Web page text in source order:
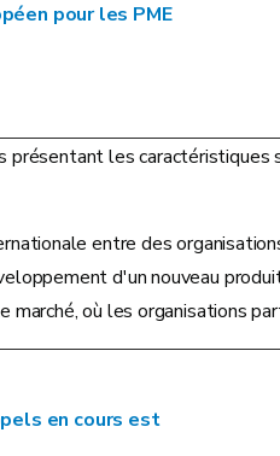
pour les PME
présentant les caractéristiques
entre des
d'un nouveau
marché, où les organisations
en cours est